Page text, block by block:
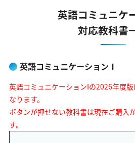
英語コミュニケ
対応教科書
英語コミュニケーションⅠ
英語コミュニケーションIの2026年度
なります。
ボタンが押せない教科書は現在ご購入
す。